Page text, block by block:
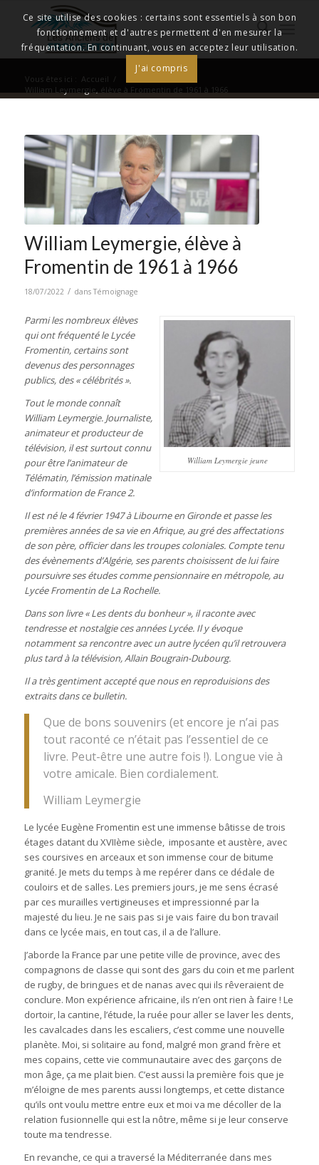
Vous êtes ici : Accueil /
William Leymergie, élève à Fromentin de 1961 à 1966
William Leymergie, élève à
Fromentin de 1961 à 1966
18/07/2022 / dansTémoignage
William Leymergie jeune
Parmi les nombreux élèves
qui ont fréquenté le Lycée
Fromentin, certains sont
devenus des personnages
publics, des « célébrités ».
Tout le monde connaît
William Leymergie. Journaliste,
animateur et producteur de
télévision, il est surtout connu
pour être l’animateur de
Télématin, l’émission matinale
d’information de France 2.
Il est né le 4 février 1947 à Libourne en Gironde et passe les
premières années de sa vie en Afrique, au gré des affectations
de son père, officier dans les troupes coloniales. Compte tenu
des évènements d’Algérie, ses parents choisissent de lui faire
poursuivre ses études comme pensionnaire en métropole, au
Lycée Fromentin de La Rochelle.
Dans son livre « Les dents du bonheur », il raconte avec
tendresse et nostalgie ces années Lycée. Il y évoque
notamment sa rencontre avec un autre lycéen qu’il retrouvera
plus tard à la télévision, Allain Bougrain-Dubourg.
Il a très gentiment accepté que nous en reproduisions des
extraits dans ce bulletin.
Que de bons souvenirs (et encore je n’ai pas
tout raconté ce n’était pas l’essentiel de ce
livre. Peut-être une autre fois !). Longue vie à
votre amicale. Bien cordialement.
William Leymergie
Le lycée Eugène Fromentin est une immense bâtisse de trois
étages datant du XVIIème siècle, imposante et austère, avec
ses coursives en arceaux et son immense cour de bitume
granité. Je mets du temps à me repérer dans ce dédale de
couloirs et de salles. Les premiers jours, je me sens écrasé
par ces murailles vertigineuses et impressionné par la
majesté du lieu. Je ne sais pas si je vais faire du bon travail
dans ce lycée mais, en tout cas, il a de l’allure.
J’aborde la France par une petite ville de province, avec des
compagnons de classe qui sont des gars du coin et me parlent
de rugby, de bringues et de nanas avec qui ils rêveraient de
conclure. Mon expérience africaine, ils n’en ont rien à faire ! Le
dortoir, la cantine, l’étude, la ruée pour aller se laver les dents,
les cavalcades dans les escaliers, c’est comme une nouvelle
planète. Moi, si solitaire au fond, malgré mon grand frère et
mes copains, cette vie communautaire avec des garçons de
mon âge, ça me plait bien. C’est aussi la première fois que je
m’éloigne de mes parents aussi longtemps, et cette distance
qu’ils ont voulu mettre entre eux et moi va me décoller de la
relation fusionnelle qui est la nôtre, même si je leur conserve
toute ma tendresse.
En revanche, ce qui a traversé la Méditerranée dans mes
Ce site utilise des cookies : certains sont essentiels à son bon
fonctionnement et d'autres permettent d'en mesurer la
fréquentation. En continuant, vous en acceptez leur utilisation.
J'ai compris